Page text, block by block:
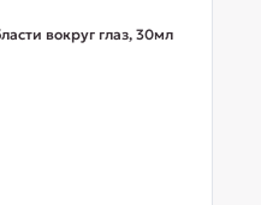
вокруг глаз, 30мл